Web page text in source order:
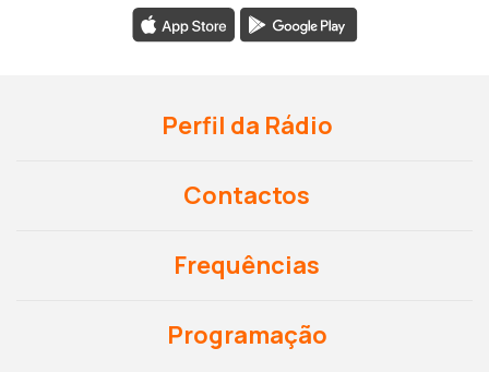
Perfil da Rádio
Contactos
Frequências
Programação